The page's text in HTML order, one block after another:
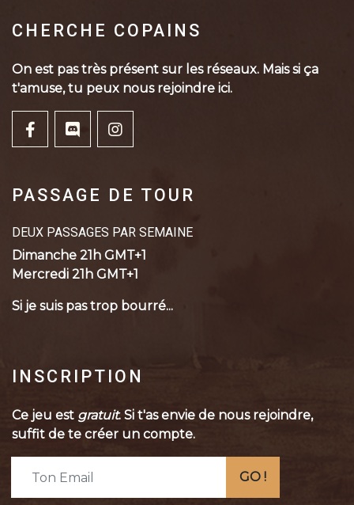
CHERCHE COPAINS
On est pas très présent sur les réseaux. Mais si ça
t'amuse, tu peux nous rejoindre ici.
PASSAGE DE TOUR
DEUX PASSAGES PAR SEMAINE
Dimanche 21h GMT+1
Mercredi 21h GMT+1
Si je suis pas trop bourré...
INSCRIPTION
Ce jeu est gratuit. Si t'as envie de nous rejoindre,
suffit de te créer un compte.
GO !